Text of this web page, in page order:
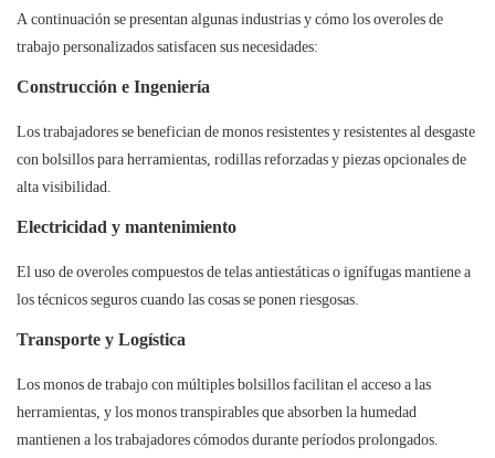
A continuación se presentan algunas industrias y cómo los overoles de
trabajo personalizados satisfacen sus necesidades:
Construcción e Ingeniería
Los trabajadores se benefician de monos resistentes y resistentes al desgaste
con bolsillos para herramientas, rodillas reforzadas y piezas opcionales de
alta visibilidad.
Electricidad y mantenimiento
El uso de overoles compuestos de telas antiestáticas o ignífugas mantiene a
los técnicos seguros cuando las cosas se ponen riesgosas.
Transporte y Logística
Los monos de trabajo con múltiples bolsillos facilitan el acceso a las
herramientas, y los monos transpirables que absorben la humedad
mantienen a los trabajadores cómodos durante períodos prolongados.